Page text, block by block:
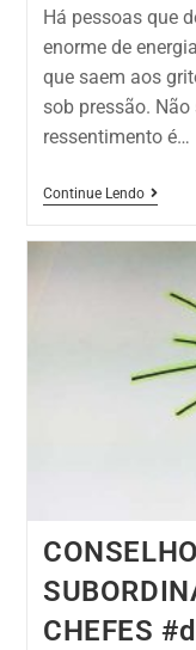
Há pessoas que
enorme de
que saem aos
sob pressão.
ressentimento é…
Continue Lendo
CHEFES